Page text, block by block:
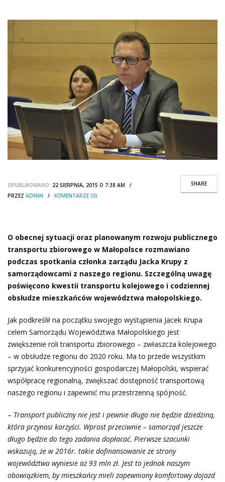
SHARE
OPUBLIKOWANO: 22 SIERPNIA, 2015 O 7:38 AM /
PRZEZ ADMIN / KOMENTARZE (0)
O obecnej sytuacji oraz planowanym rozwoju publicznego
transportu zbiorowego w Małopolsce rozmawiano
podczas spotkania członka zarządu Jacka Krupy z
samorządowcami z naszego regionu. Szczególną uwagę
poświęcono kwestii transportu kolejowego i codziennej
obsłudze mieszkańców województwa małopolskiego.
Jak podkreślił na początku swojego wystąpienia Jacek Krupa
celem Samorządu Województwa Małopolskiego jest
zwiększenie roli transportu zbiorowego – zwłaszcza kolejowego
– w obsłudze regionu do 2020 roku. Ma to przede wszystkim
sprzyjać konkurencyjności gospodarczej Małopolski, wspierać
współpracę regionalną, zwiększać dostępność transportową
naszego regionu i zapewnić mu przestrzenną spójność.
– Transport publiczny nie jest i pewnie długo nie będzie dziedziną,
która przynosi korzyści. Wprost przeciwnie – samorząd jeszcze
długo będzie do tego zadania dopłacać. Pierwsze szacunki
wskazują, że w 2016r. takie dofinansowanie ze strony
województwa wyniesie aż 93 mln zł. Jest to jednak naszym
obowiązkiem, by mieszkańcy mieli zapewniony komfortowy dojazd